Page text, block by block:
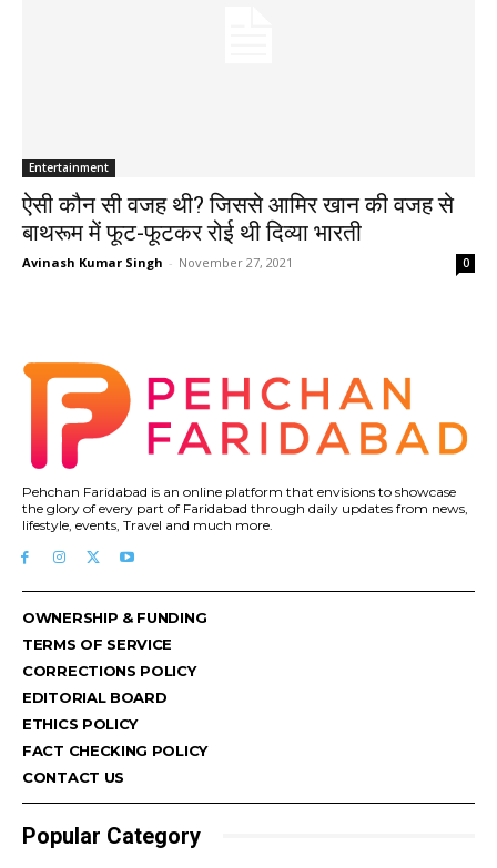
Entertainment
ऐसी कौन सी वजह थी? जिससे आमिर खान की वजह से
बाथरूम में फूट-फूटकर रोई थी दिव्या भारती
Avinash Kumar Singh - November 27, 2021 0
Pehchan Faridabad is an online platform that envisions to showcase
the glory of every part of Faridabad through daily updates from news,
lifestyle, events, Travel and much more.
OWNERSHIP & FUNDING
TERMS OF SERVICE
CORRECTIONS POLICY
EDITORIAL BOARD
ETHICS POLICY
FACT CHECKING POLICY
CONTACT US
Popular Category